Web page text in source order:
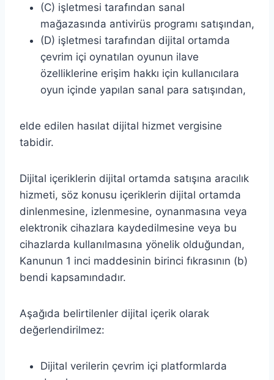
(C) işletmesi tarafından sanal
mağazasında antivirüs programı satışından,
(D) işletmesi tarafından dijital ortamda
çevrim içi oynatılan oyunun ilave
özelliklerine erişim hakkı için kullanıcılara
oyun içinde yapılan sanal para satışından,
elde edilen hasılat dijital hizmet vergisine
tabidir.
Dijital içeriklerin dijital ortamda satışına aracılık
hizmeti, söz konusu içeriklerin dijital ortamda
dinlenmesine, izlenmesine, oynanmasına veya
elektronik cihazlara kaydedilmesine veya bu
cihazlarda kullanılmasına yönelik olduğundan,
Kanunun 1 inci maddesinin birinci fıkrasının (b)
bendi kapsamındadır.
Aşağıda belirtilenler dijital içerik olarak
değerlendirilmez:
Dijital verilerin çevrim içi platformlarda